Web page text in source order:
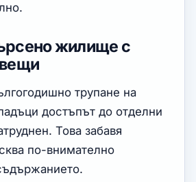
жилище с
трупане на
достъпът до отделни
Това забавя
по-внимателно